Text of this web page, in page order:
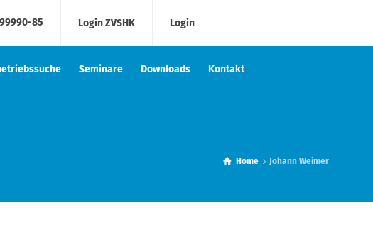
85 Login ZVSHK Login
Seminare Downloads Kontakt
Home Johann Weimer